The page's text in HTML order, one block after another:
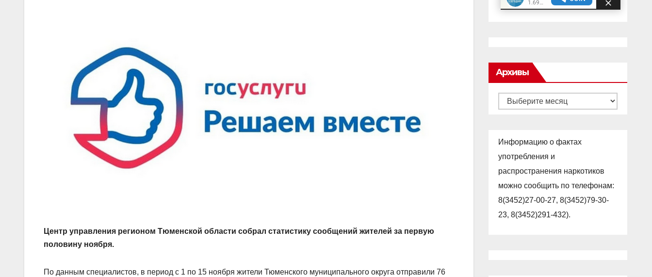
Центр управления регионом Тюменской области собрал статистику сообщений жителей за первую
половину ноября.
По данным специалистов, в период с 1 по 15 ноября жители Тюменского муниципального округа отправили 76
Архивы
Архивы
Информацию о фактах
употребления и
распространения наркотиков
можно сообщить по телефонам:
8(3452)27-00-27, 8(3452)79-30-
23, 8(3452)291-432).